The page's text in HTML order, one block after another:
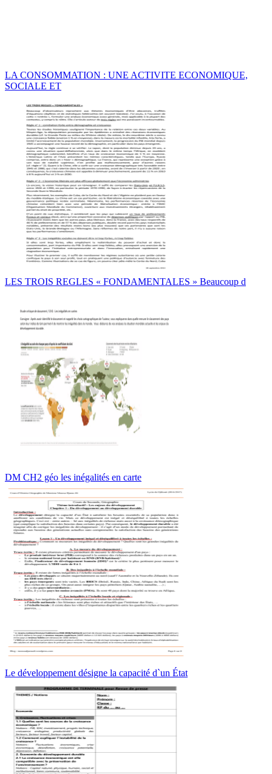
LA CONSOMMATION : UNE ACTIVITE ECONOMIQUE,
SOCIALE ET
LES TROIS REGLES « FONDAMENTALES » Beaucoup d
DM CH2 géo les inégalités en carte
Le développement désigne la capacité d`un État